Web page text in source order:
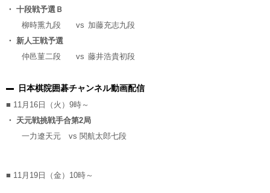
・ 十段戦予選Ｂ
柳時熏九段
vs 加藤充志九段
・ 新人王戦予選
仲邑菫二段
vs 藤井浩貴初段
日本棋院囲碁チャンネル動画配信
■ 11月16日（火）9時～
・ 天元戦挑戦手合第2局
一力遼天元
vs 関航太郎七段
■ 11月19日（金）10時～